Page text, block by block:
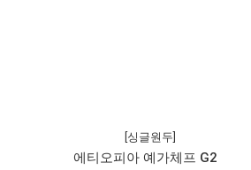
[싱글원두]
에티오피아 예가체프 G2